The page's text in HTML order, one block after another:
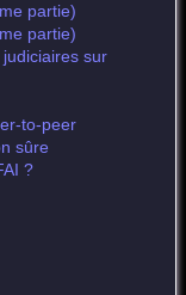
partie)
partie)
sur
to-peer
sûre
?